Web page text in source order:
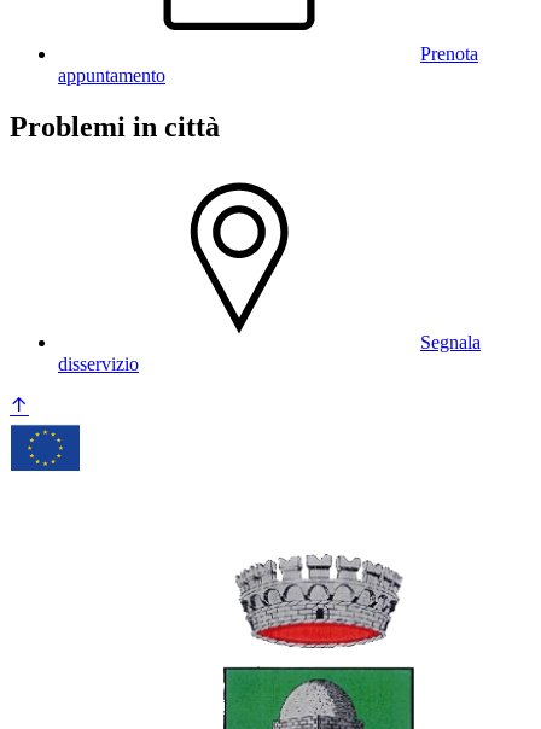
Prenota
appuntamento
Problemi in città
Segnala
disservizio